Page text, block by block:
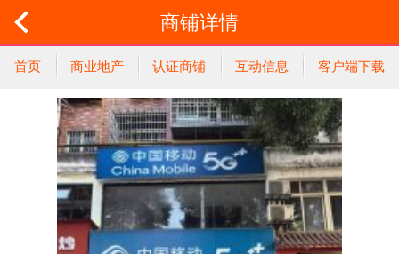
商铺详情
首页 商业地产 认证商铺 互动信息 客户端下载